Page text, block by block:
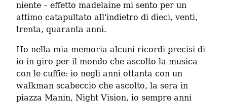
niente – effetto madelaine mi sento per un
attimo catapultato all'indietro di dieci, venti,
trenta, quaranta anni.
Ho nella mia memoria alcuni ricordi precisi di
io in giro per il mondo che ascolto la musica
con le cuffie: io negli anni ottanta con un
walkman scabeccio che ascolto, la sera in
piazza Manin, Night Vision, io sempre anni